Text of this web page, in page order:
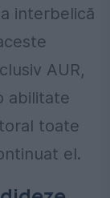
interbelică
AUR,
abilitate
toate
el.